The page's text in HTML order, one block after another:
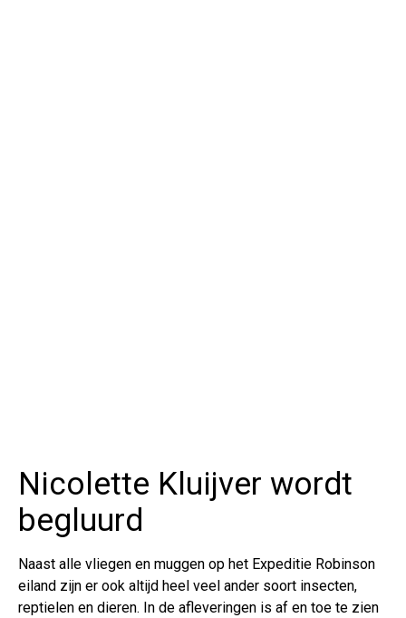
Nicolette Kluijver wordt
begluurd
Naast alle vliegen en muggen op het Expeditie Robinson
eiland zijn er ook altijd heel veel ander soort insecten,
reptielen en dieren. In de afleveringen is af en toe te zien